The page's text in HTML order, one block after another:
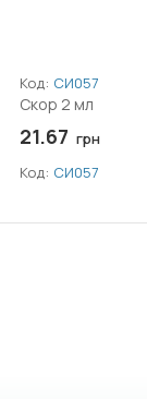
Код: СИ057
Скор 2 мл
21.67 грн
Код: СИ057